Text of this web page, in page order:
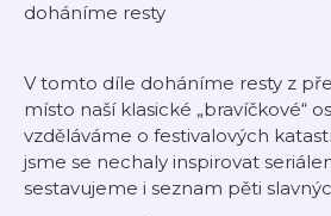
doháníme resty
V tomto díle doháníme resty z
místo naší klasické „bravíčkové“
vzděláváme o festivalových
jsme se nechaly inspirovat
sestavujeme i seznam pěti